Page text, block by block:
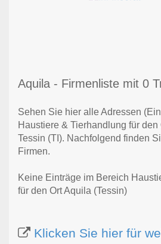
Aquila - Firmenliste mit 0
Sehen Sie hier alle Adressen
Haustiere & Tierhandlung für
Tessin (TI). Nachfolgend finden
Firmen.
Keine Einträge im Bereich
für den Ort Aquila (Tessin)
Klicken Sie hier für